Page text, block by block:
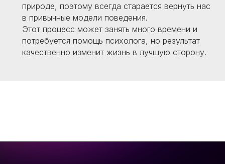
природе, поэтому всегда старается вернуть нас
в привычные модели поведения.
Этот процесс может занять много времени и
потребуется помощь психолога, но результат
качественно изменит жизнь в лучшую сторону.